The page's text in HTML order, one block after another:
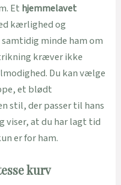
Et hjemmelavet
kærlighed og
minde ham om
kræver ikke
Du kan vælge
et blødt
stil, der passer til hans
viser, at du har lagt tid
er for ham.
kurv